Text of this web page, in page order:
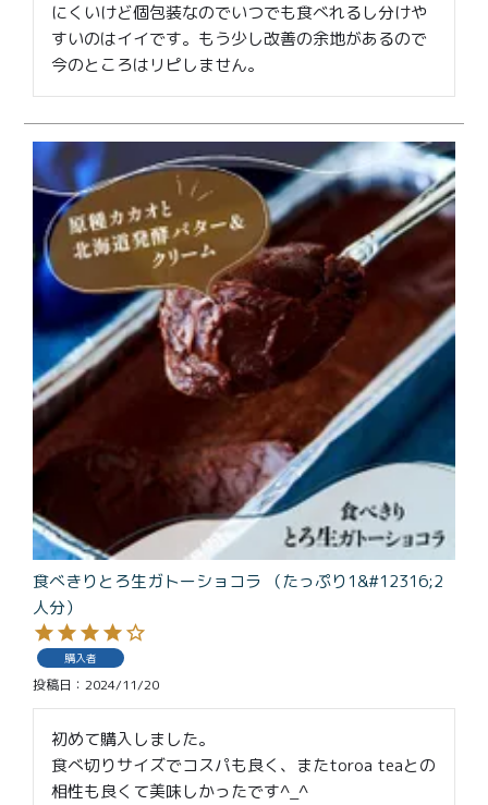
にくいけど個包装なのでいつでも食べれるし分けや
すいのはイイです。もう少し改善の余地があるので
今のところはリピしません。
食べきりとろ生ガトーショコラ （たっぷり1&#12316;2
人分）
購入者
投稿日 2024/11/20
初めて購入しました。
食べ切りサイズでコスパも良く、またtoroa teaとの
相性も良くて美味しかったです^_^